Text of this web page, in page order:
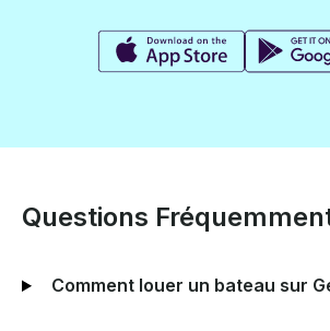
Questions
Comment louer un bateau sur